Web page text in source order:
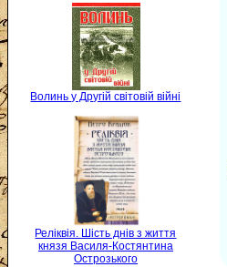
Волинь у Другій світовій війні
Реліквія. Шість днів з життя
князя Василя-Костянтина
Острозького